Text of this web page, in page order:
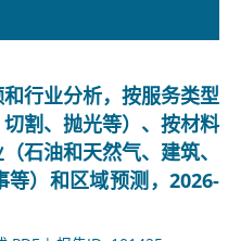
行业分析，按服务类型
切割、抛光等）、按材料
石油和天然气、建筑、
）和区域预测，2026-